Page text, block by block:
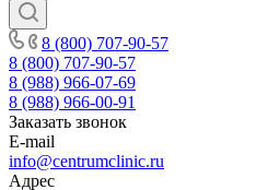
8 (800) 707-90-57
8 (800) 707-90-57
8 (988) 966-07-69
8 (988) 966-00-91
Заказать звонок
E-mail
info@centrumclinic.ru
Адрес